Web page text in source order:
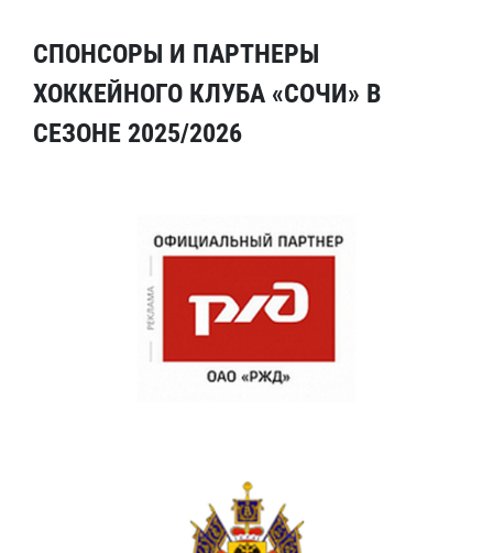
СПОНСОРЫ И ПАРТНЕРЫ
ХОККЕЙНОГО КЛУБА «СОЧИ» В
СЕЗОНЕ 2025/2026